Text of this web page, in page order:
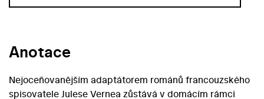
Anotace
Nejoceňovanějším adaptátorem románů francouzského
spisovatele Julese Vernea zůstává v domácím rámci